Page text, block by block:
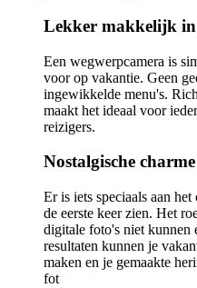
Lekker makkelijk
Een wegwerpcamera is
voor op vakantie. Geen
ingewikkelde menu's.
maakt het ideaal voor
reizigers.
Nostalgische charme
Er is iets speciaals aan
de eerste keer zien. Het
digitale foto's niet kunnen
resultaten kunnen je
maken en je gemaakte
fot